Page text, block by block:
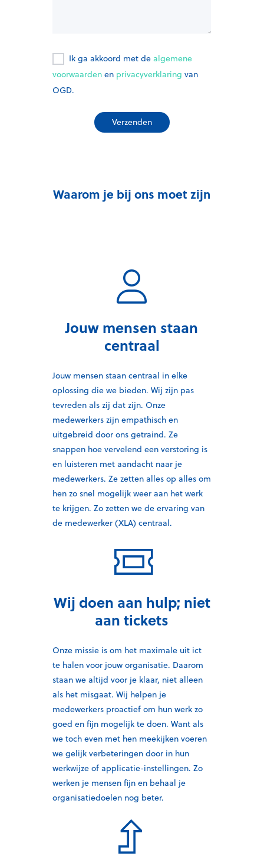
Ik ga akkoord met de algemene
voorwaarden en privacyverklaring van
OGD.
Waarom je bij ons moet zijn
Jouw mensen staan
centraal
Jouw mensen staan centraal in elke
oplossing die we bieden. Wij zijn pas
tevreden als zij dat zijn. Onze
medewerkers zijn empathisch en
uitgebreid door ons getraind. Ze
snappen hoe vervelend een verstoring is
en luisteren met aandacht naar je
medewerkers. Ze zetten alles op alles om
hen zo snel mogelijk weer aan het werk
te krijgen. Zo zetten we de ervaring van
de medewerker (XLA) centraal.
Wij doen aan hulp; niet
aan tickets
Onze missie is om het maximale uit ict
te halen voor jouw organisatie. Daarom
staan we altijd voor je klaar, niet alleen
als het misgaat. Wij helpen je
medewerkers proactief om hun werk zo
goed en fijn mogelijk te doen. Want als
we toch even met hen meekijken voeren
we gelijk verbeteringen door in hun
werkwijze of applicatie-instellingen. Zo
werken je mensen fijn en behaal je
organisatiedoelen nog beter.